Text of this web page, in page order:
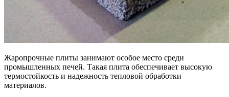
Жаропрочные плиты занимают особое место среди
промышленных печей. Такая плита обеспечивает высокую
термостойкость и надежность тепловой обработки
материалов.